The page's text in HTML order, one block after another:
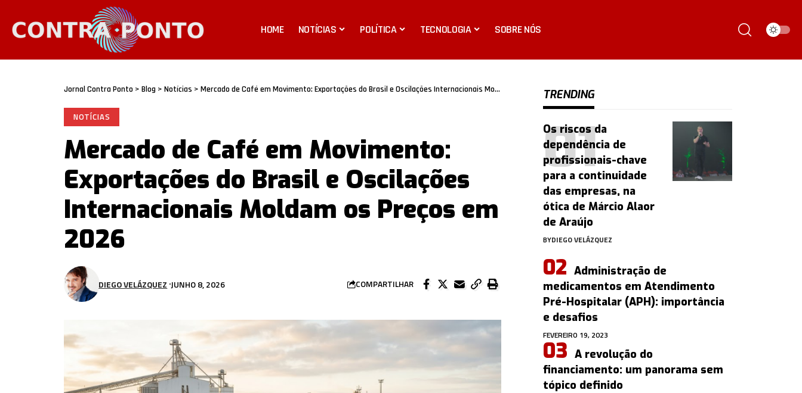
HOME NOTÍCIAS POLÍTICA TECNOLOGIA SOBRE NÓS
Jornal Contra Ponto > Blog > Notícias > Mercado de Café em Movimento: Exportações do Brasil e Oscilações Internacionais Moldam os Preços em 2026
NOTÍCIAS
Mercado de Café em Movimento:
Exportações do Brasil e Oscilações
Internacionais Moldam os Preços em
2026
DIEGO VELÁZQUEZ JUNHO 8, 2026 COMPARTILHAR
TRENDING
Os riscos da
dependência de
profissionais-chave
para a continuidade
das empresas, na
ótica de Márcio Alaor
de Araújo
BYDIEGO VELÁZQUEZ
Administração de
medicamentos em Atendimento
Pré-Hospitalar (APH): importância
e desafios
FEVEREIRO 19, 2023
A revolução do
financiamento: um panorama sem
tópico definido